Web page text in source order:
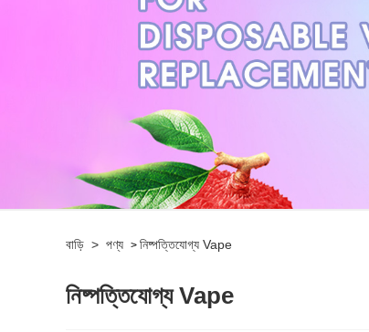
বাড়ি > পণ্য > নিষ্পত্তিযোগ্য Vape
নিষ্পত্তিযোগ্য Vape